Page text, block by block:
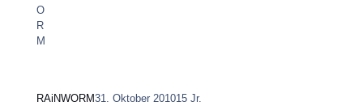
RAiNWORM31. Oktober 201015 Jr.